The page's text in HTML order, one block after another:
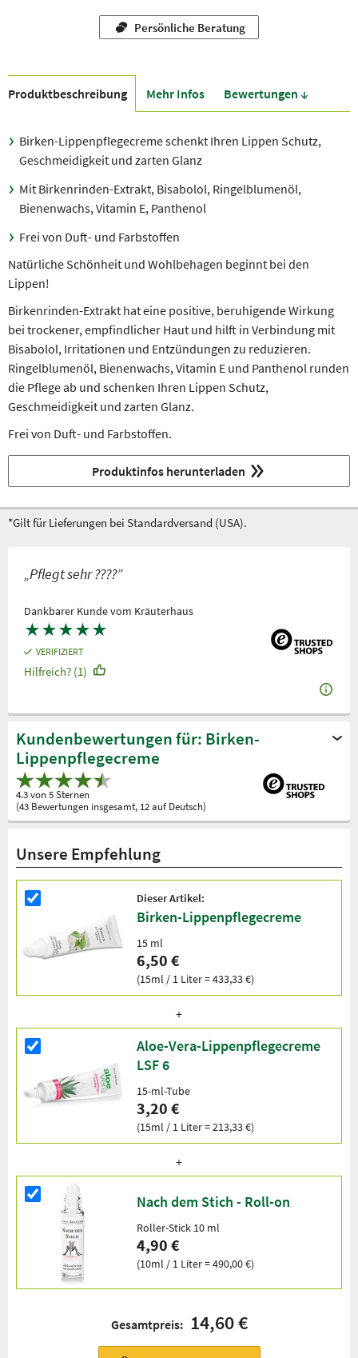
Persönliche Beratung
Produkt­beschreibung Mehr Infos Bewer­tungen ↓
Birken-Lippenpflegecreme schenkt Ihren Lippen Schutz,
Geschmeidigkeit und zarten Glanz
Mit Birkenrinden-Extrakt, Bisabolol, Ringelblumenöl,
Bienenwachs, Vitamin E, Panthenol
Frei von Duft- und Farbstoffen
Natürliche Schönheit und Wohlbehagen beginnt bei den
Lippen!
Birkenrinden-Extrakt hat eine positive, beruhigende Wirkung
bei trockener, empfindlicher Haut und hilft in Verbindung mit
Bisabolol, Irritationen und Entzündungen zu reduzieren.
Ringelblumenöl, Bienenwachs, Vitamin E und Panthenol runden
die Pflege ab und schenken Ihren Lippen Schutz,
Geschmeidigkeit und zarten Glanz.
Frei von Duft- und Farbstoffen.
Produktinfos herunterladen
*Gilt für Lieferungen bei Standardversand (USA).
„Pflegt sehr ????”
Dankbarer Kunde vom Kräuterhaus
★★★★★
VERIFIZIERT
Hilfreich? (1)
Kundenbewertungen für: Birken-
Lippenpflegecreme
4.3 von 5 Sternen
(43 Bewertungen insgesamt, 12 auf Deutsch)
Unsere Empfehlung
Dieser Artikel:
Birken-Lippenpflegecreme
15 ml
6,50 €
(15ml / 1 Liter = 433,33 €)
Aloe-Vera-Lippenpflegecreme
LSF 6
15-ml-Tube
3,20 €
(15ml / 1 Liter = 213,33 €)
Nach dem Stich - Roll-on
Roller-Stick 10 ml
4,90 €
(10ml / 1 Liter = 490,00 €)
Gesamtpreis: 14,60 €